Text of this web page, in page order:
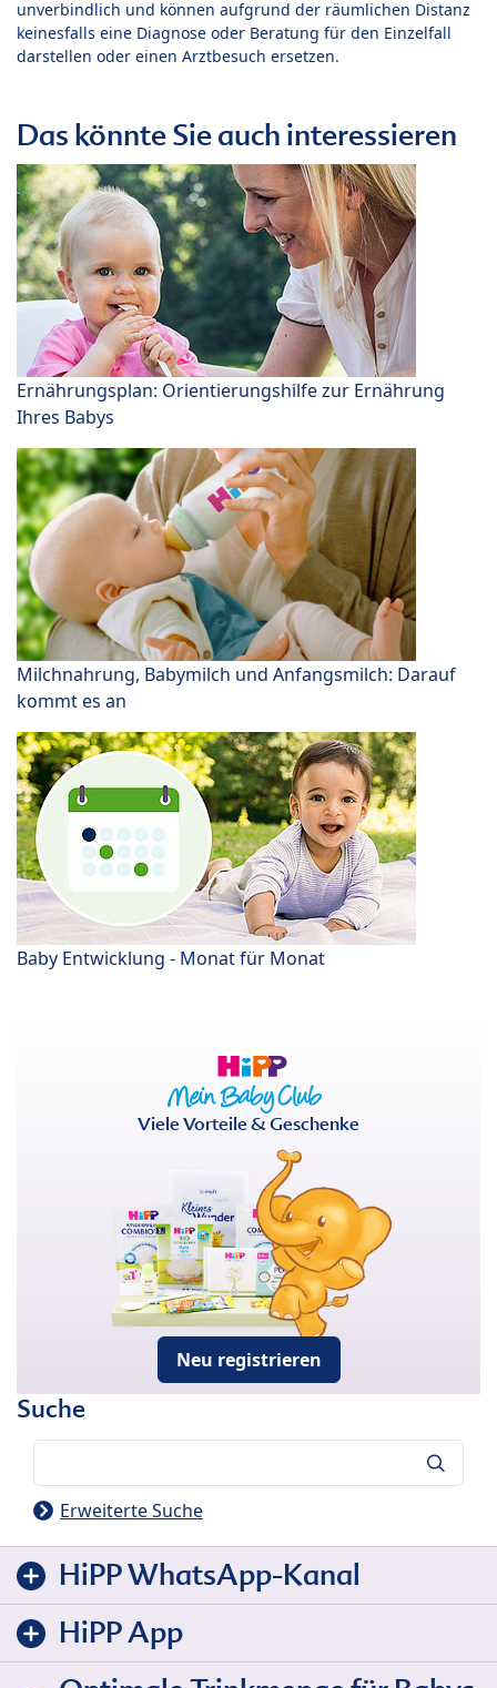
unverbindlich und können aufgrund der räumlichen Distanz
keinesfalls eine Diagnose oder Beratung für den Einzelfall
darstellen oder einen Arztbesuch ersetzen.
Das könnte Sie auch interessieren
Ernährungsplan: Orientierungshilfe zur Ernährung
Ihres Babys
Milchnahrung, Babymilch und Anfangsmilch: Darauf
kommt es an
Baby Entwicklung - Monat für Monat
Viele Vorteile & Geschenke
Neu registrieren
Suche
Erweiterte Suche
HiPP WhatsApp-Kanal
HiPP App